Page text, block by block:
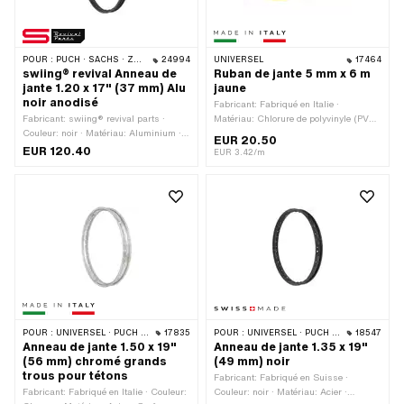
POUR : PUCH · SACHS · ZÜNDAPP BELMONDO · DKW · HERCULES 24994
swiing® revival Anneau de
jante 1.20 x 17" (37 mm) Alu
noir anodisé
Fabricant: swiing® revival parts ·
Couleur: noir · Matériau: Aluminium ·
Surface: anodisé · Taille des roues: 17
Largeur totale à l'extérieur: 36.8 mm ·
Ouverture de bouche [pouces]: 1.2 " ·
Ouverture [mm]: 27.6 mm · Ø trou de
mamelon: 5.5 mm · Nombre de trous
de rayons: 36 pcs
EUR 120.40
UNIVERSEL 17464
Ruban de jante 5 mm x 6 m
jaune
Fabricant: Fabriqué en Italie ·
Matériau: Chlorure de polyvinyle (PVC)
Longueur totale: 6000 mm ·
EUR 20.50
EUR 3.42/m
POUR : UNIVERSEL · PUCH · SACHS 17835
Anneau de jante 1.50 x 19"
(56 mm) chromé grands
trous pour tétons
Fabricant: Fabriqué en Italie · Couleur:
POUR : UNIVERSEL · PUCH · SACHS 18547
Anneau de jante 1.35 x 19"
(49 mm) noir
Fabricant: Fabriqué en Suisse ·
Couleur: noir · Matériau: Acier ·